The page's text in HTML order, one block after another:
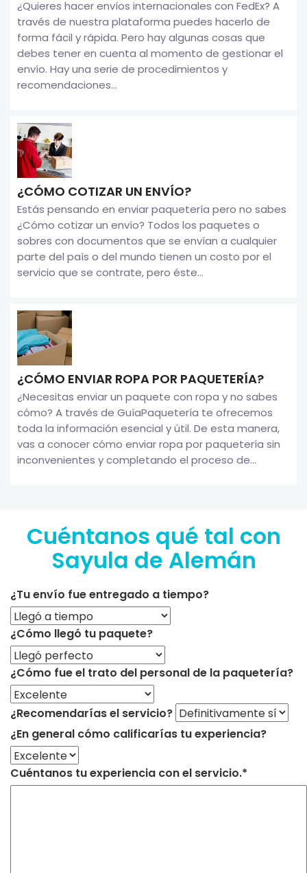
¿Quieres hacer envíos internacionales con FedEx? A
través de nuestra plataforma puedes hacerlo de
forma fácil y rápida. Pero hay algunas cosas que
debes tener en cuenta al momento de gestionar el
envío. Hay una serie de procedimientos y
recomendaciones...
¿CÓMO COTIZAR UN ENVÍO?
Estás pensando en enviar paquetería pero no sabes
¿Cómo cotizar un envío? Todos los paquetes o
sobres con documentos que se envían a cualquier
parte del país o del mundo tienen un costo por el
servicio que se contrate, pero éste...
¿CÓMO ENVIAR ROPA POR PAQUETERÍA?
¿Necesitas enviar un paquete con ropa y no sabes
cómo? A través de GuíaPaquetería te ofrecemos
toda la información esencial y útil. De esta manera,
vas a conocer cómo enviar ropa por paquetería sin
inconvenientes y completando el proceso de...
Cuéntanos qué tal con
Sayula de Alemán
¿Tu envío fue entregado a tiempo?
¿Cómo llegó tu paquete?
¿Cómo fue el trato del personal de la paquetería?
¿Recomendarías el servicio?
¿En general cómo calificarías tu experiencia?
Cuéntanos tu experiencia con el servicio.*